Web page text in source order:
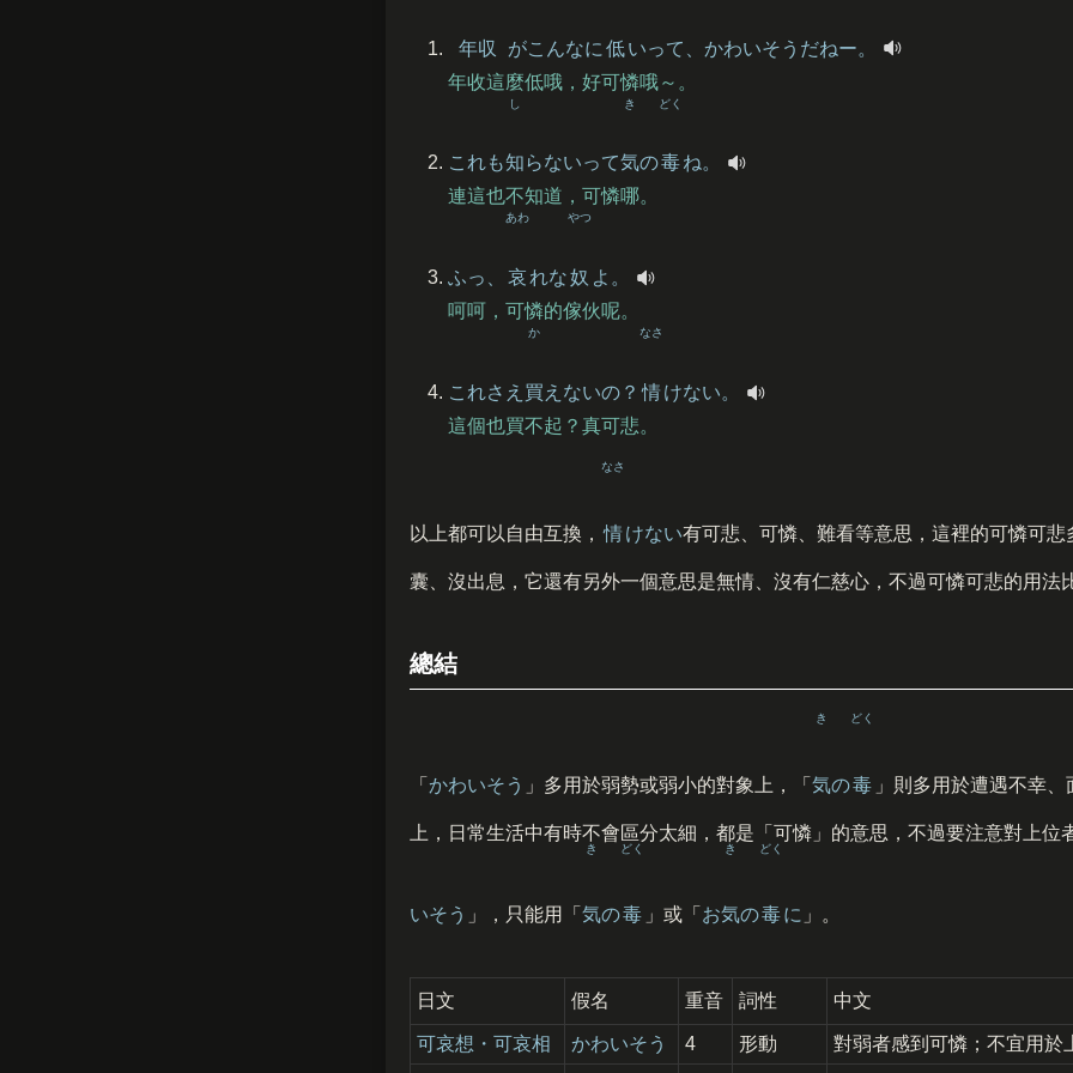
年収 がこんなに 低いって、かわいそうだねー。
年收這麼低哦，好可憐哦～。
これも知
し
らないって気
き
の毒
どく
ね。
連這也不知道，可憐哪。
ふっ、 哀
あわ
れな奴
やつ
よ。
呵呵，可憐的傢伙呢。
これさえ 買
か
えないの？ 情
なさ
けない。
這個也買不起？真可悲。
以上都可以自由互換， 情
なさ
けない有可悲、可憐、難看等意思，這裡的可憐可悲
囊、沒出息，它還有另外一個意思是無情、沒有仁慈心，不過可憐可悲的用法
總結
「 かわいそう 」多用於弱勢或弱小的對象上，「 気
き
の毒
どく
」則多用於遭遇不幸
上，日常生活中有時不會區分太細，都是「可憐」的意思，不過要注意對上位
いそう 」，只能用「 気
き
の毒
どく
」或「 お気
き
の毒
どく
に 」。
日文 假名 重音 詞性 中文
可哀想・可哀相 かわいそう 4 形動 對弱者感到可憐；不宜用於